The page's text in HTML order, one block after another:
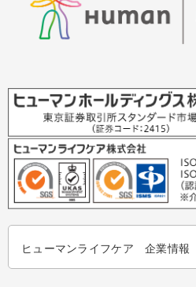
ヒューマンライフケア 企業情報